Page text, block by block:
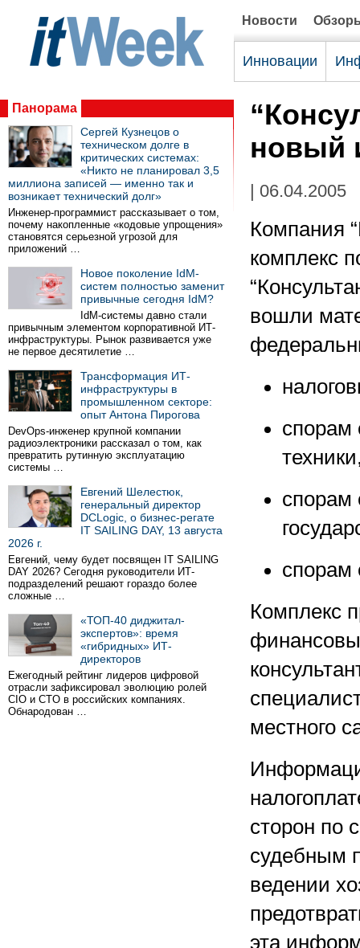
Новости
Инновации
Панорама
Сергей Кузнецов о
техническом долге в
критических системах:
«Никто не планировал 3,5
миллиона записей — именно так и
возникает технический долг»
Инженер-программист рассказывает о том,
почему накопленные «кодовые упрощения»
становятся серьезной угрозой для
приложений …
Новое поколение IdM-
систем полностью заменит
привычные сегодня IdM?
IdM-системы давно стали
привычным элементом корпоративной ИТ-
инфраструктуры. Рынок развивается уже
не первое десятилетие …
Трансформация ИТ-
инфраструктуры в
промышленном секторе:
опыт Антона Пирогова
DevOps-инженер крупной компании
радиоэлектроники рассказал о том, как
превратить рутинную эксплуатацию
системы …
Евгений Шелестюк,
генеральный директор
DCLogic, о бизнес-регате
IT SAILING DAY, 13 августа
2026 г.
Евгений, чему будет посвящен IT SAILING
DAY 2026? Сегодня руководители ИТ-
подразделений решают гораздо более
сложные …
«ТОП-40 диджитал-
экспертов»: время
«гибридных» ИТ-
директоров
Ежегодный рейтинг лидеров цифровой
отрасли зафиксировал эволюцию ролей
CIO и CTO в российских компаниях.
Обнародован …
новый
| 06.04.2005
Компания
комплекс
вошли
спорам
спорам
спорам
Комплекс
местного
сторон по
судебным
ведении
эта